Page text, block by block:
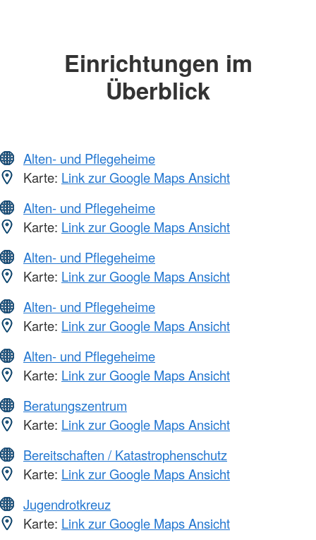
Einrichtungen im
Überblick
Alten- und Pflegeheime
Karte: Link zur Google Maps Ansicht
Alten- und Pflegeheime
Karte: Link zur Google Maps Ansicht
Alten- und Pflegeheime
Karte: Link zur Google Maps Ansicht
Alten- und Pflegeheime
Karte: Link zur Google Maps Ansicht
Alten- und Pflegeheime
Karte: Link zur Google Maps Ansicht
Beratungszentrum
Karte: Link zur Google Maps Ansicht
Bereitschaften / Katastrophenschutz
Karte: Link zur Google Maps Ansicht
Jugendrotkreuz
Karte: Link zur Google Maps Ansicht